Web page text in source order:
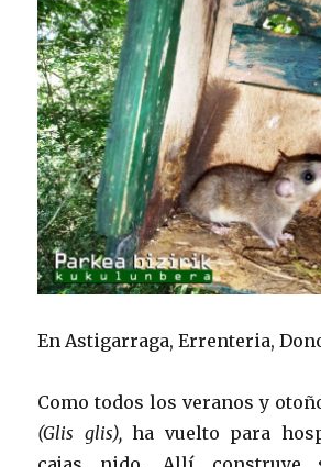
En Astigarraga, Errenteria,
Como todos los veranos y
(Glis glis),ha vuelto para